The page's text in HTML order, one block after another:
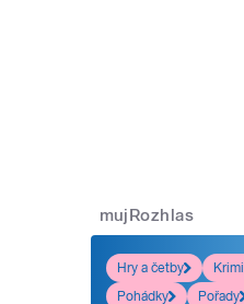
mujRozhlas
Hry a četby
Krimi
Pohádky
Pořady